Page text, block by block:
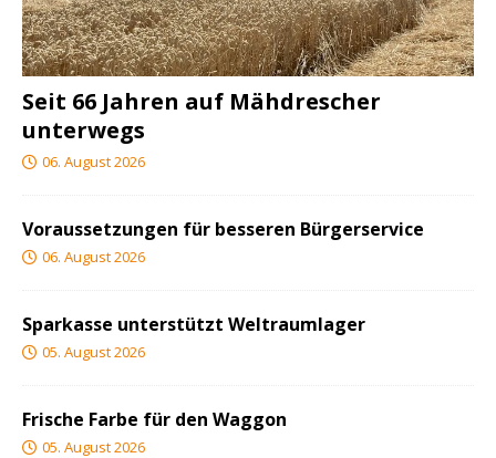
Seit 66 Jahren auf Mähdrescher
unterwegs
06. August 2026
Voraussetzungen für besseren Bürgerservice
06. August 2026
Sparkasse unterstützt Weltraumlager
05. August 2026
Frische Farbe für den Waggon
05. August 2026